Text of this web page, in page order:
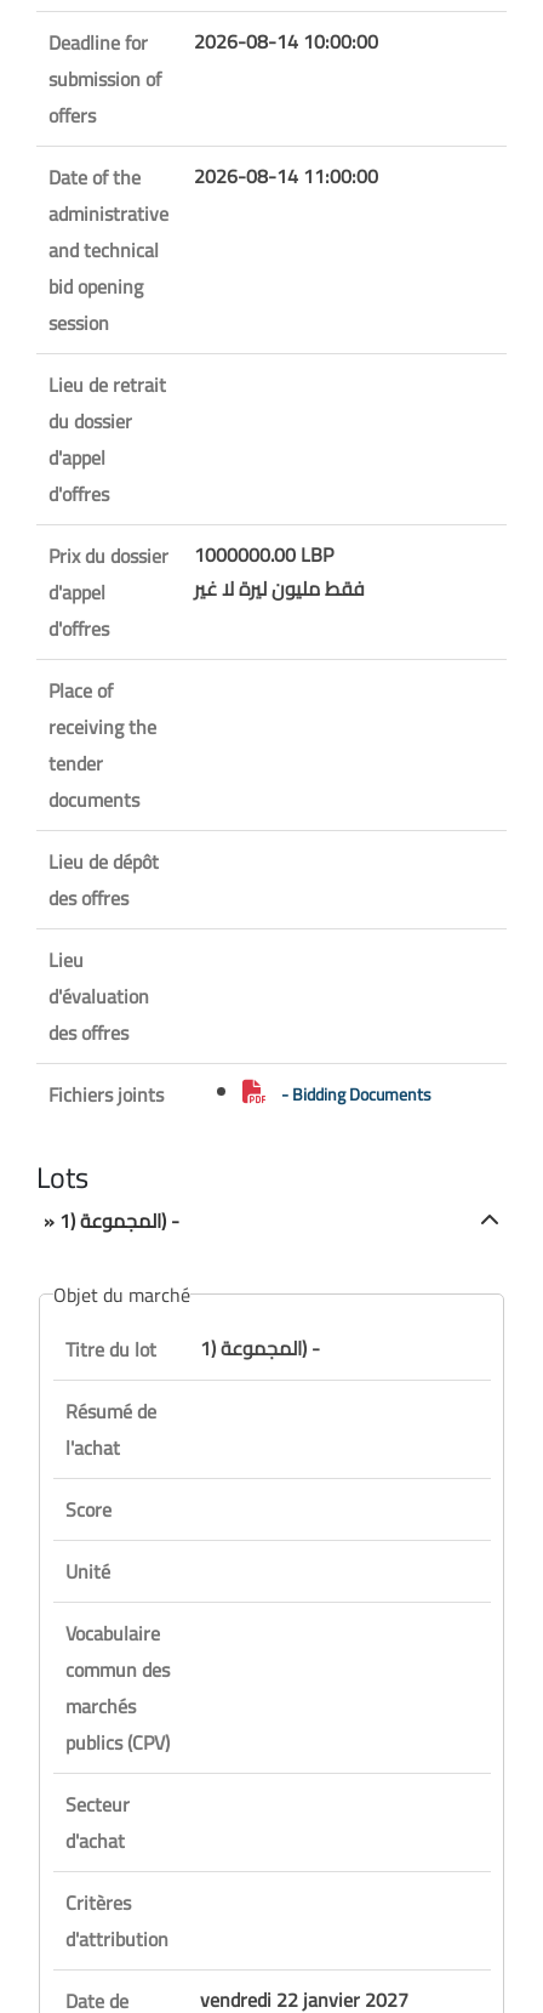
Deadline for
submission of
offers
2026-08-14 10:00:00
Date of the
administrative
and technical
bid opening
session
2026-08-14 11:00:00
Lieu de retrait
du dossier
d'appel
d'offres
Prix du dossier
d'appel
d'offres
1000000.00 LBP
فقط مليون ليرة لا غير
Place of
receiving the
tender
documents
Lieu de dépôt
des offres
Lieu
d'évaluation
des offres
Fichiers joints
- Bidding Documents
Lots
» المجموعة (1) -
Objet du marché
Titre du lot
المجموعة (1) -
Résumé de
l'achat
Score
Unité
Vocabulaire
commun des
marchés
publics (CPV)
Secteur
d'achat
Critères
d'attribution
Date de
vendredi 22 janvier 2027